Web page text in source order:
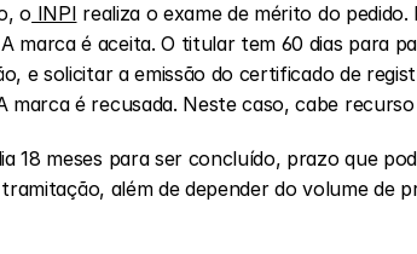
o INPI realiza o exame de mérito do pedido.
marca é aceita. O titular tem 60 dias para
e solicitar a emissão do certificado de
marca é recusada. Neste caso, cabe
18 meses para ser concluído, prazo que
além de depender do volume de